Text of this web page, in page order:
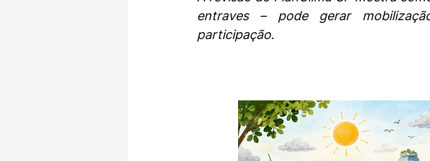
entraves – pode gerar
participação.